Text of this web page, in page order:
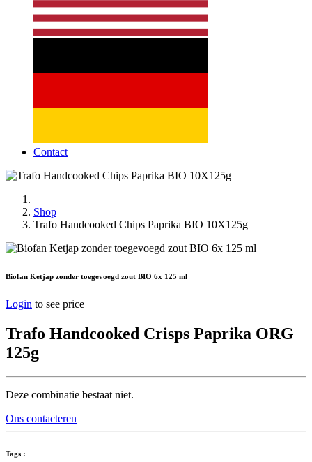
Contact
Shop
Trafo Handcooked Chips Paprika BIO 10X125g
Biofan Ketjap zonder toegevoegd zout BIO 6x 125 ml
Login to see price
Trafo Handcooked Crisps Paprika ORG
125g
Deze combinatie bestaat niet.
Ons contacteren
Tags :